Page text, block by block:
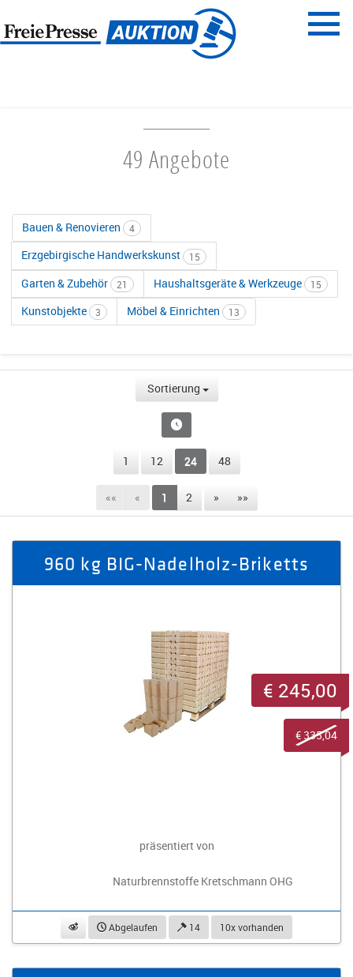
Menü
49 Angebote
Bauen & Renovieren 4
Erzgebirgische Handwerkskunst 15
Garten & Zubehör 21 Haushaltsgeräte & Werkzeuge 15
Kunstobjekte 3 Möbel & Einrichten 13
Sortierung
1 12 24 48
«« « 1 2 » »»
960 kg BIG-Nadelholz-Briketts
präsentiert von
Naturbrennstoffe Kretschmann OHG
beobachtenAbgelaufen 14 10x vorhanden
€ 245,00
€ 335,04